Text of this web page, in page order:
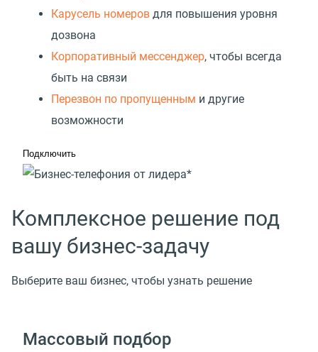
Карусель номеров для повышения уровня
дозвона
Корпоративный мессенджер, чтобы всегда
быть на связи
Перезвон по пропущенным и другие
возможности
Подключить
Комплексное решение под
вашу бизнес-задачу
Выберите ваш бизнес, чтобы узнать решение
Массовый подбор